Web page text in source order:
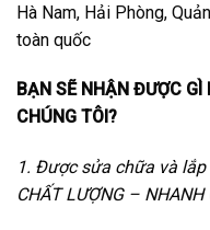
Hà Nam, Hải Phòng,
toàn quốc
BẠN SẼ NHẬN ĐƯỢC GÌ
CHÚNG TÔI?
1. Được sửa chữa và
CHẤT LƯỢNG – NHANH